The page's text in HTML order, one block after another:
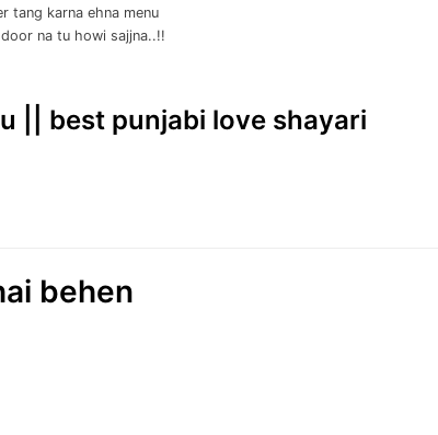
tang karna ehna menu
door na tu howi sajjna..!!
|| best punjabi love shayari
behen